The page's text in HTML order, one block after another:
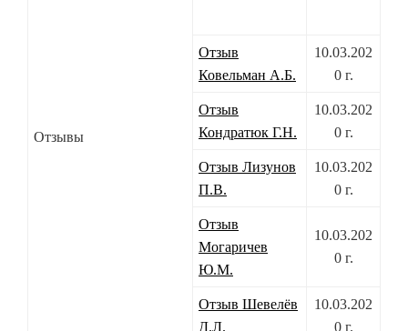
Отзывы
Отзыв
Ковельман А.Б.
10.03.202
0 г.
Отзыв
Кондратюк Г.Н.
10.03.202
0 г.
Отзыв Лизунов
П.В.
10.03.202
0 г.
Отзыв
Могаричев
Ю.М.
10.03.202
0 г.
Отзыв Шевелёв
Д.Л.
10.03.202
0 г.